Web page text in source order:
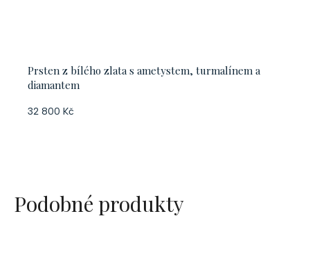
Prsten z bílého zlata s ametystem, turmalínem a
diamantem
32 800 Kč
Podobné produkty